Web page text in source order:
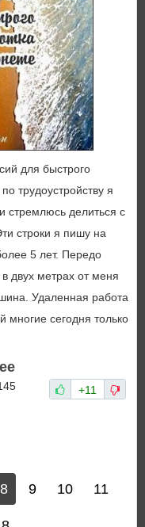
для быстрого
трудоустройству я
стремлюсь делиться с
строки я пишу на
5 лет. Передо
двух метрах от меня
Удаленная работа
многие сегодня только
+11
8 9 10 11